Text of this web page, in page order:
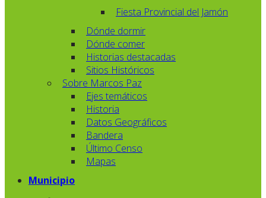
Fiesta Provincial del Jamón
Dónde dormir
Dónde comer
Historias destacadas
Sitios Históricos
Sobre Marcos Paz
Ejes temáticos
Historia
Datos Geográficos
Bandera
Último Censo
Mapas
Municipio